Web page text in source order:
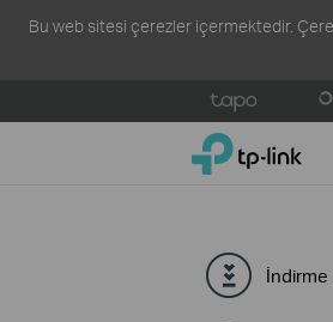
Bu web sitesi çerezler içermektedir.
to
TP-Link, Reliably
İndirme